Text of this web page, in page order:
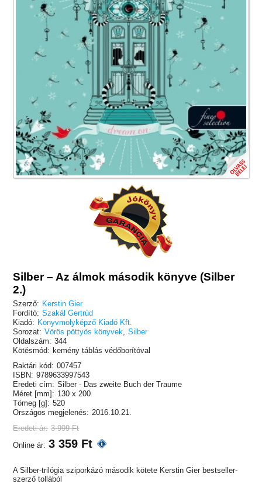
Silber – Az álmok második könyve (Silber
2.)
Szerző: Kerstin Gier
Fordító: Szakál Gertrúd
Kiadó: Könyvmolyképző Kiadó Kft.
Sorozat: Vörös pöttyös könyvek, Silber
Oldalszám: 344
Kötésmód: kemény táblás védőborítóval
Raktári kód: 007457
ISBN: 9789633997543
Eredeti cím: Silber - Das zweite Buch der Traume
Méret [mm]: 130 x 200
Tömeg [g]: 520
Országos megjelenés: 2016.10.21.
Eredeti ár: 3 999 Ft
Online ár: 3 359 Ft
A Silber-trilógia sziporkázó második kötete Kerstin Gier bestseller-
szerző tollából